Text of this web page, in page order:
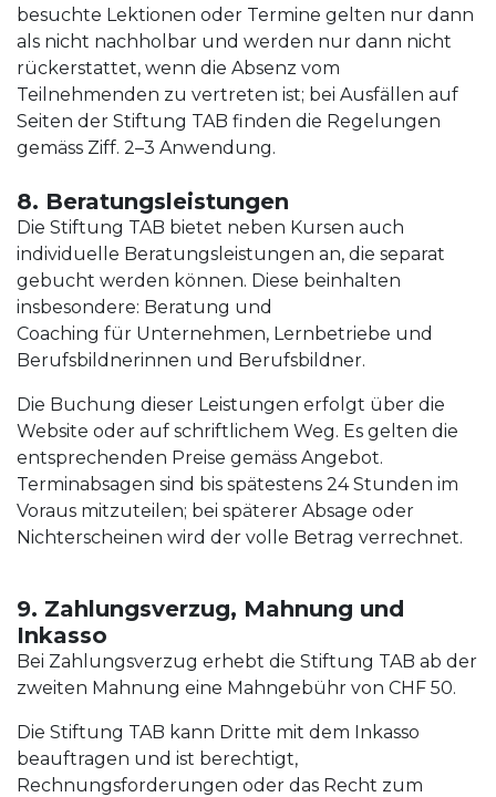
besuchte Lektionen oder Termine gelten nur dann
als nicht nachholbar und werden nur dann nicht
rückerstattet, wenn die Absenz vom
Teilnehmenden zu vertreten ist; bei Ausfällen auf
Seiten der Stiftung TAB finden die Regelungen
gemäss Ziff. 2–3 Anwendung.
8. Beratungsleistungen
Die Stiftung TAB bietet neben Kursen auch
individuelle Beratungsleistungen an, die separat
gebucht werden können. Diese beinhalten
insbesondere: Beratung und
Coaching für Unternehmen, Lernbetriebe und
Berufsbildnerinnen und Berufsbildner.
Die Buchung dieser Leistungen erfolgt über die
Website oder auf schriftlichem Weg. Es gelten die
entsprechenden Preise gemäss Angebot.
Terminabsagen sind bis spätestens 24 Stunden im
Voraus mitzuteilen; bei späterer Absage oder
Nichterscheinen wird der volle Betrag verrechnet.
9. Zahlungsverzug, Mahnung und
Inkasso
Bei Zahlungsverzug erhebt die Stiftung TAB ab der
zweiten Mahnung eine Mahngebühr von CHF 50.
Die Stiftung TAB kann Dritte mit dem Inkasso
beauftragen und ist berechtigt,
Rechnungsforderungen oder das Recht zum